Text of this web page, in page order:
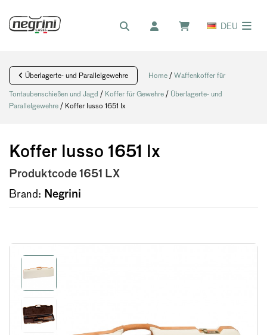
DEU
Überlagerte- und Parallelgewehre Home / Waffenkoffer für
Tontaubenschießen und Jagd / Koffer für Gewehre / Überlagerte- und
Parallelgewehre / Koffer lusso 1651 lx
Koffer lusso 1651 lx
Produktcode1651 LX
Brand: Negrini